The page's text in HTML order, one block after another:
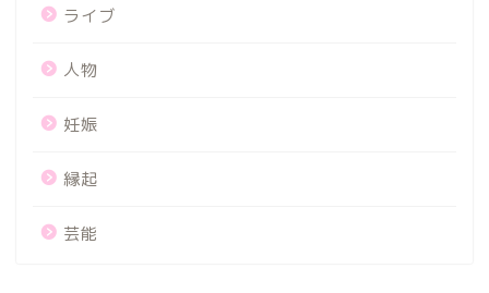
ライブ
人物
妊娠
縁起
芸能